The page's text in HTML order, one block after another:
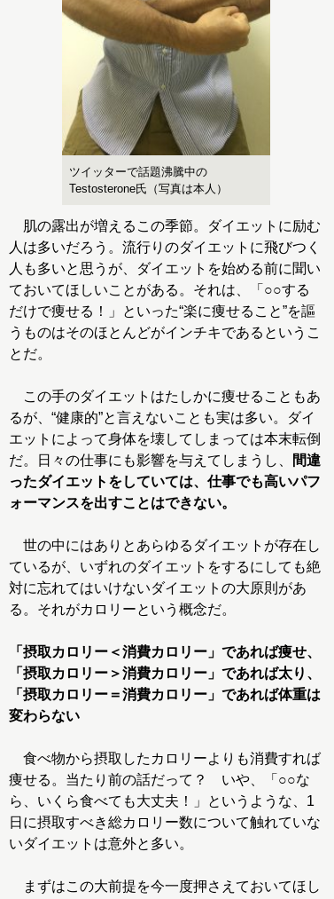
ツイッターで話題沸騰中の
Testosterone氏（写真は本人）
肌の露出が増えるこの季節。ダイエットに励む
人は多いだろう。流行りのダイエットに飛びつく
人も多いと思うが、ダイエットを始める前に聞い
ておいてほしいことがある。それは、「○○する
だけで痩せる！」といった“楽に痩せること”を謳
うものはそのほとんどがインチキであるというこ
とだ。
この手のダイエットはたしかに痩せることもあ
るが、“健康的”と言えないことも実は多い。ダイ
エットによって身体を壊してしまっては本末転倒
だ。日々の仕事にも影響を与えてしまうし、
間違
ったダイエットをしていては、仕事でも高いパフ
ォーマンスを出すことはできない。
世の中にはありとあらゆるダイエットが存在し
ているが、いずれのダイエットをするにしても絶
対に忘れてはいけないダイエットの大原則があ
る。それがカロリーという概念だ。
「摂取カロリー＜消費カロリー」であれば痩せ、
「摂取カロリー＞消費カロリー」であれば太り、
「摂取カロリー＝消費カロリー」であれば体重は
変わらない
食べ物から摂取したカロリーよりも消費すれば
痩せる。当たり前の話だって？ いや、「○○な
ら、いくら食べても大丈夫！」というような、1
日に摂取すべき総カロリー数について触れていな
いダイエットは意外と多い。
まずはこの大前提を今一度押さえておいてほし